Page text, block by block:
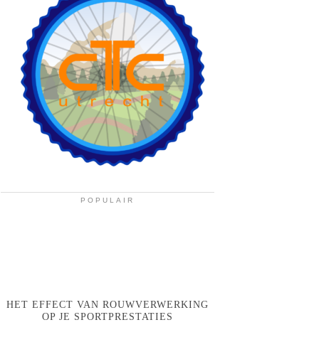
POPULAIR
HET EFFECT VAN ROUWVERWERKING
OP JE SPORTPRESTATIES